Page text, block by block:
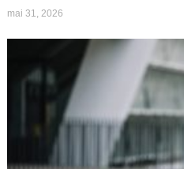
mai 31, 2026